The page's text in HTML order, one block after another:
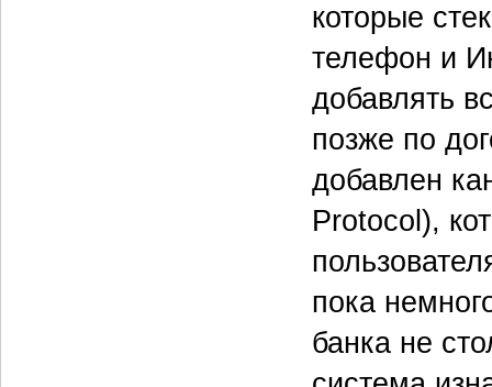
которые
телефон и
добавлять
позже по
добавлен
Protocol),
пока
банка не